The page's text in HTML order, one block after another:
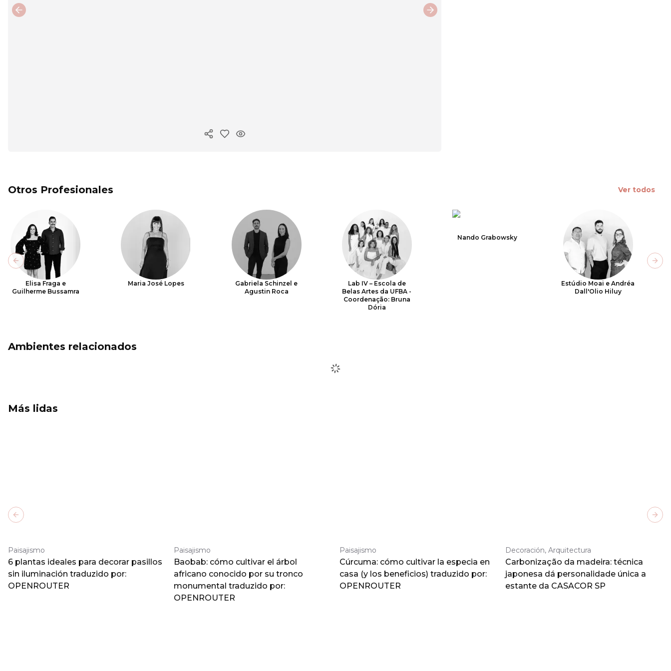
Copiar enlace
Previous slide Next slide
Otros Profesionales Ver todos
Elisa Fraga e
Guilherme Bussamra
Maria José Lopes
Gabriela Schinzel e
Agustin Roca
Lab IV – Escola de
Belas Artes da UFBA -
Coordenação: Bruna
Dória
Nando Grabowsky
Estúdio Moai e Andréa
Dall'Olio Hiluy
Previous slide
Ambientes relacionados
Más lidas
Paisajismo
6 plantas ideales para decorar pasillos
sin iluminación traduzido por:
OPENROUTER
Paisajismo
Baobab: cómo cultivar el árbol
africano conocido por su tronco
monumental traduzido por:
OPENROUTER
Paisajismo
Cúrcuma: cómo cultivar la especia en
casa (y los beneficios) traduzido por:
OPENROUTER
Decoración, Arquitectura
Carbonização da madeira: técnica
japonesa dá personalidade única a
estante da CASACOR SP
Previous slide